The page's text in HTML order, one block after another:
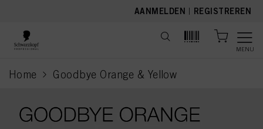
AANMELDEN | REGISTREREN
MENU
Home Goodbye Orange & Yellow
current page